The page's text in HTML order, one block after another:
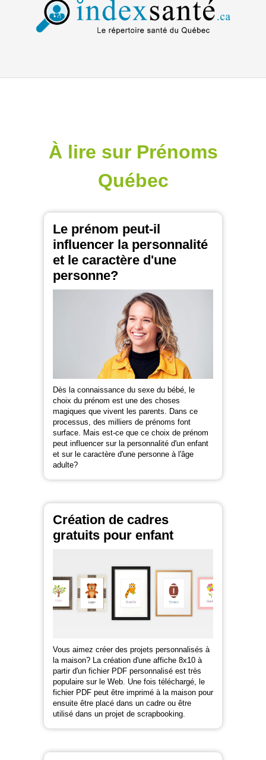
À lire sur Prénoms
Québec
Le prénom peut-il
influencer la personnalité
et le caractère d'une
personne?
Dès la connaissance du sexe du bébé, le
choix du prénom est une des choses
magiques que vivent les parents. Dans ce
processus, des milliers de prénoms font
surface. Mais est-ce que ce choix de prénom
peut influencer sur la personnalité d'un enfant
et sur le caractère d'une personne à l'âge
adulte?
Création de cadres
gratuits pour enfant
Vous aimez créer des projets personnalisés à
la maison? La création d'une affiche 8x10 à
partir d'un fichier PDF personnalisé est très
populaire sur le Web. Une fois téléchargé, le
fichier PDF peut être imprimé à la maison pour
ensuite être placé dans un cadre ou être
utilisé dans un projet de scrapbooking.